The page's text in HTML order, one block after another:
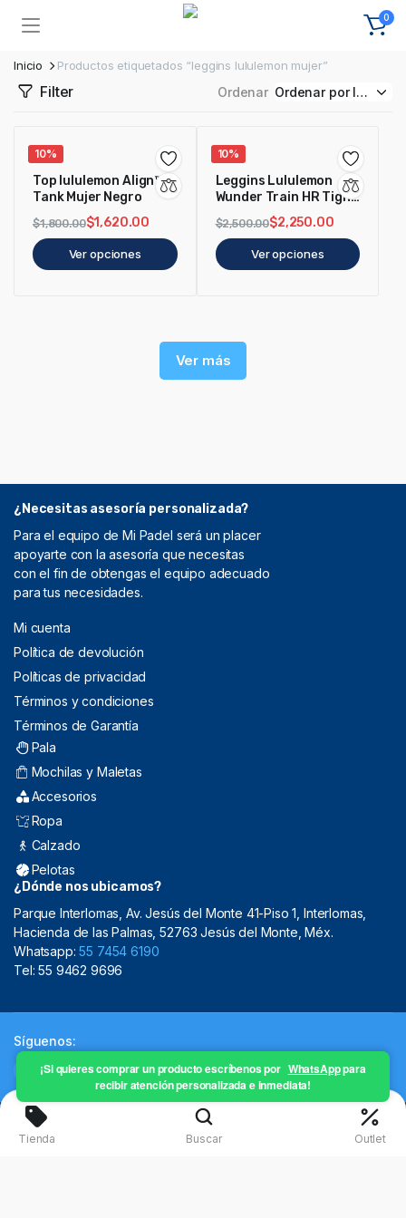
0
Inicio Productos etiquetados “leggins lululemon mujer”
Filter Ordenar
10%
Top lululemon Align™
Tank Mujer Negro
$1,800.00$1,620.00
Ver opciones
10%
Leggins Lululemon
Wunder Train HR Tight
25 Negro
$2,500.00$2,250.00
Ver opciones
Ver más
¿Necesitas asesoría personalizada?
Para el equipo de Mi Padel será un placer
apoyarte con la asesoría que necesitas
con el fin de obtengas el equipo adecuado
para tus necesidades.
Mi cuenta
Política de devolución
Políticas de privacidad
Términos y condiciones
Términos de Garantía
Pala
Mochilas y Maletas
Accesorios
Ropa
Calzado
Pelotas
¿Dónde nos ubicamos?
Parque Interlomas, Av. Jesús del Monte 41-Piso 1, Interlomas,
Hacienda de las Palmas, 52763 Jesús del Monte, Méx.
Whatsapp:55 7454 6190
Tel: 55 9462 9696
Síguenos:
Copyright 2024 © Mistral Sporting Goods 2024
¡Si quieres comprar un producto escríbenos por WhatsApppara
recibir atención personalizada e inmediata!
Tienda Buscar Outlet